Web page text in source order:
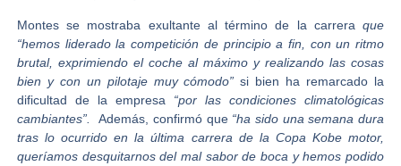
Montes se mostraba exultante al término de la carreraque
“hemos liderado la competición de principio a fin, con un ritmo
brutal, exprimiendo el coche al máximo y realizando las cosas
bien y con un pilotaje muy cómodo” si bien ha remarcado la
dificultad de la empresa “por las condiciones climatológicas
cambiantes”.Además, confirmó que “ha sido una semana dura
tras lo ocurrido en la última carrera de la Copa Kobe motor,
queríamos desquitarnos del mal sabor de boca y hemos podido